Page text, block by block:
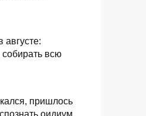
собирать всю
пришлось